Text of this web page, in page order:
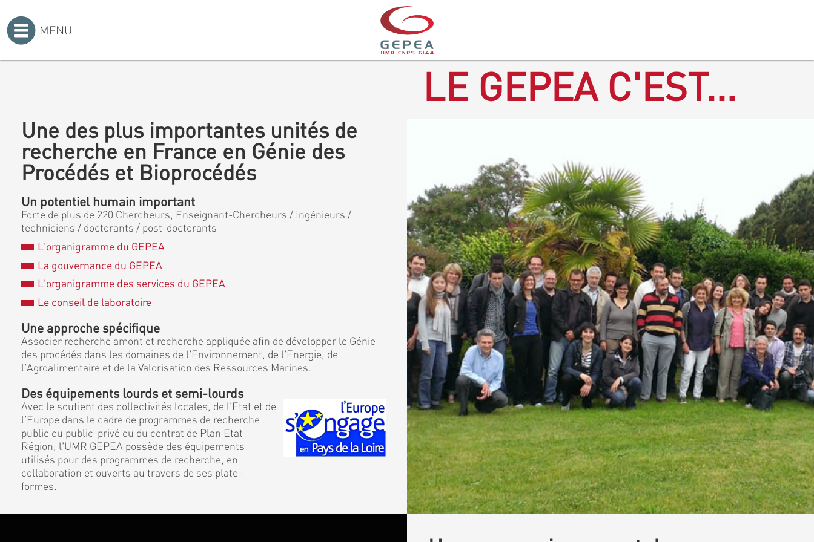
MENU
LE GEPEA C'EST...
Une des plus importantes unités de
recherche en France en Génie des
Procédés et Bioprocédés
Un potentiel humain important
Forte de plus de 220 Chercheurs, Enseignant-Chercheurs / Ingénieurs /
techniciens / doctorants / post-doctorants
L'organigramme du GEPEA
La gouvernance du GEPEA
L'organigramme des services du GEPEA
Le conseil de laboratoire
Une approche spécifique
Associer recherche amont et recherche appliquée afin de développer le Génie
des procédés dans les domaines de l'Environnement, de l'Energie, de
l'Agroalimentaire et de la Valorisation des Ressources Marines.
Des équipements lourds et semi-lourds
Avec le soutient des collectivités locales, de l'Etat et de
l'Europe dans le cadre de programmes de recherche
public ou public-privé ou du contrat de Plan Etat
Région, l'UMR GEPEA possède des équipements
utilisés pour des programmes de recherche, en
collaboration et ouverts au travers de ses plate-
formes.